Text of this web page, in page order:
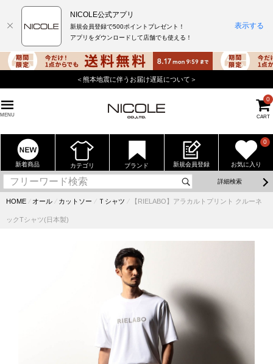
＜熊本地震に伴うお届け遅延について＞
MENU CART
0
新着商品 カテゴリ ブランド 新規会員登録 お気に入り
0
詳細検索
HOME ⁄ オール ⁄ カットソー ⁄ Ｔシャツ ⁄ 【RIELABO】アラカルトプリント クルーネ
ックTシャツ(日本製)
NICOLE公式アプリ
新規会員登録で500ポイントプレゼント！
アプリをダウンロードして店舗でも使える！
表示する